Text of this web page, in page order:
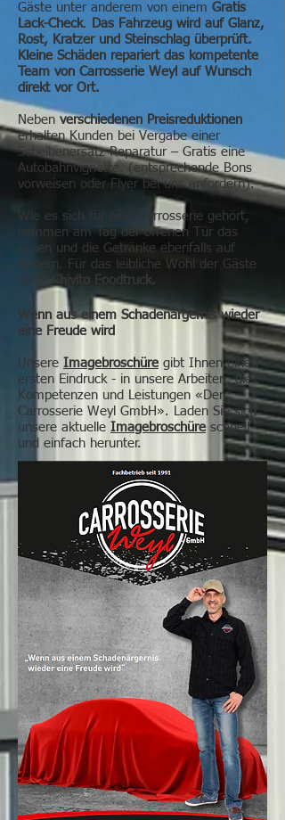
Gäste unter anderem von einem Gratis
Lack-Check.
Das Fahrzeug wird auf Glanz,
Rost, Kratzer und Steinschlag überprüft.
Kleine Schäden repariert das kompetente
Team von Carrosserie Weyl auf Wunsch
direkt vor Ort.
Neben verschiedenen Preisreduktionen
erhalten Kunden bei Vergabe einer
Scheibenersatz Reparatur – Gratis eine
Autobahnvignette. (entsprechende Bons
vorweisen oder Flyer bei uns anfordern).
Wie es sich für eine Carrosserie gehört,
kommen am Tag der offenen Tür das
Essen und die Getränke ebenfalls auf
Rädern. Für das leibliche Wohl der Gäste
sorgt
Chivito Foodtruck.
Wenn aus einem Schadenärgernis wieder
eine Freude wird
Unsere Imagebroschüre gibt Ihnen einen
ersten Eindruck - in unsere Arbeiten, die
Kompetenzen und Leistungen «Der
Carrosserie Weyl GmbH». Laden Sie sich
unsere aktuelle Imagebroschüre schnell
und einfach herunter.